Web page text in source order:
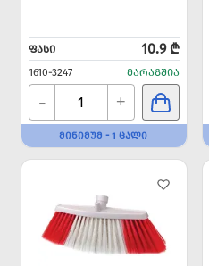
ᲤᲐᲡᲘ 10.9 ₾
1610-3247 ᲛᲐᲠᲐᲒᲨᲘᲐ
- +
ᲛᲘᲜᲘᲛᲣᲛ - 1 ᲪᲐᲚᲘ